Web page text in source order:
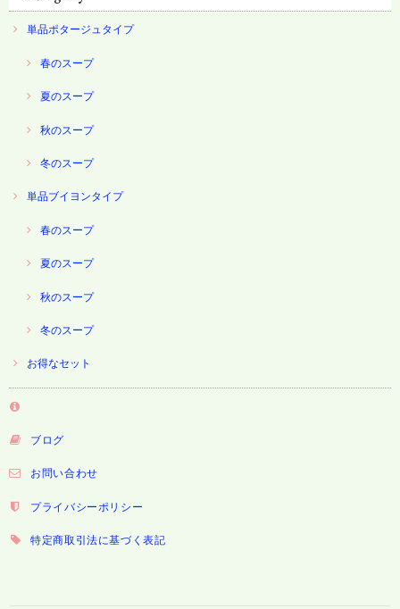
単品ポタージュタイプ
春のスープ
夏のスープ
秋のスープ
冬のスープ
単品ブイヨンタイプ
春のスープ
夏のスープ
秋のスープ
冬のスープ
お得なセット
ブログ
お問い合わせ
プライバシーポリシー
特定商取引法に基づく表記